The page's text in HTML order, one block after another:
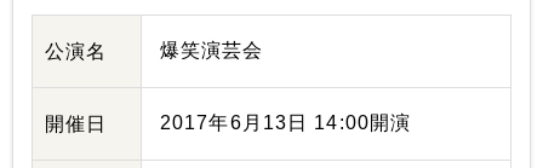
公演名 爆笑演芸会
開催日 2017年6月13日 14:00開演